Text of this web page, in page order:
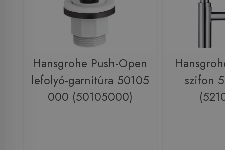
Hansgrohe Push-Open
lefolyó-garnitúra 50105
000 (50105000)
szifon